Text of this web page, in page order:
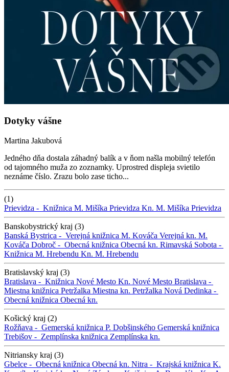
Dotyky vášne
Martina Jakubová
Jedného dňa dostala záhadný balík a v ňom našla mobilný telefón
od tajomného muža zo zoznamky. Uprostred displeja svietilo
neznáme číslo. Zrazu bolo zase ticho...
(1)
Prievidza - Knižnica M. Mišíka Prievidza Kn. M. Mišíka Prievidza
Banskobystrický kraj (3)
Banská Bystrica - Verejná knižnica M. Kováča Verejná kn. M.
Kováča Dobroč - Obecná knižnica Obecná kn. Rimavská Sobota -
Knižnica M. Hrebendu Kn. M. Hrebendu
Bratislavský kraj (3)
Bratislava - Knižnica Nové Mesto Kn. Nové Mesto Bratislava -
Miestna knižnica Petržalka Miestna kn. Petržalka Nová Dedinka -
Obecná knižnica Obecná kn.
Košický kraj (2)
Rožňava - Gemerská knižnica P. Dobšinského Gemerská knižnica
Trebišov - Zemplínska knižnica Zemplínska kn.
Nitriansky kraj (3)
Gbelce - Obecná knižnica Obecná kn. Nitra - Krajská knižnica K.